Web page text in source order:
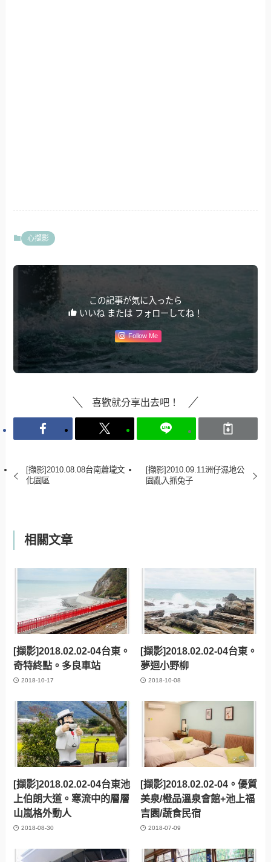
心擷影
この記事が気に入ったら
いいね または フォローしてね！
Follow Me
喜歡就分享出去吧！
[擷影]2010.08.08台南蕭壠文
化園區
[擷影]2010.09.11洲仔濕地公
園亂入抓兔子
相關文章
[擷影]2018.02.02-04台東。
奇特終點。多良車站
2018-10-17
[擷影]2018.02.02-04台東。
夢迴小野柳
2018-10-08
[擷影]2018.02.02-04台東池
上伯朗大道。寒流中的層層
山嵐格外動人
2018-08-30
[擷影]2018.02.02-04。優質
美泉/橙品溫泉會館+池上福
吉園/蔬食民宿
2018-07-09